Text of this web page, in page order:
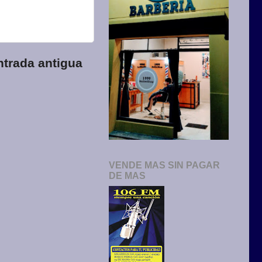
antigua
VENDE MAS SIN PAGAR
DE MAS